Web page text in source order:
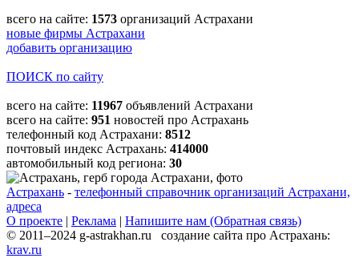
всего на сайте: 1573 организаций Астрахани
новые фирмы Астрахани
добавить организацию
ПОИСК по сайту
всего на сайте: 11967 объявлений Астрахани
всего на сайте: 951 новостей про Астрахань
телефонный код Астрахани: 8512
почтовый индекс Астрахань: 414000
автомобильный код региона: 30
Астрахань - телефонный справочник организаций Астрахани,
адреса
О проекте | Реклама | Напишите нам (Обратная связь)
© 2011–2024 g-astrakhan.ru создание сайта про Астрахань:
krav.ru